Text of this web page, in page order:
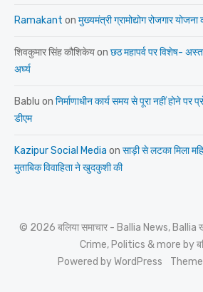
Ramakant on मुख्यमंत्री ग्रामोद्योग रोजगार योजना
शिवकुमार सिंह कौशिकेयon छठ महापर्व पर विशेष-
अर्घ्य
Bablu on निर्माणाधीन कार्य समय से पूरा नहीं होने पर
डीएम
Kazipur Social Media on साड़ी से लटका मिला
मुताबिक विवाहिता ने खुदकुशी की
© 2026 बलिया समाचार - Ballia News, Ballia
Crime, Politics & more by
Powered by WordPress